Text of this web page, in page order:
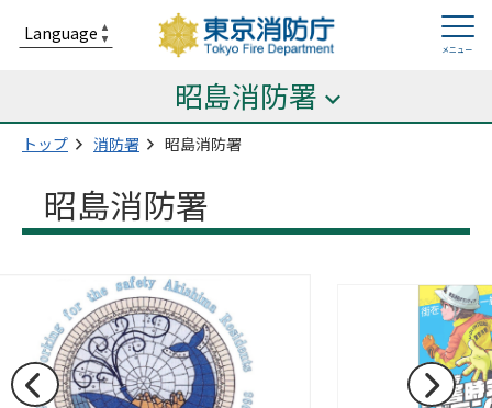
昭島消防署
トップ 消防署 昭島消防署
昭島消防署